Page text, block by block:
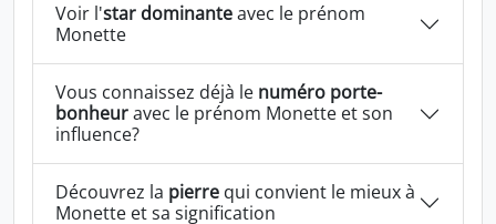
Voir l'star dominanteavec le prénom
Monette
Vous connaissez déjà le numéro porte-
bonheuravec le prénom Monette et son
influence?
Découvrez la pierre qui convient le mieux à
Monette et sa signification